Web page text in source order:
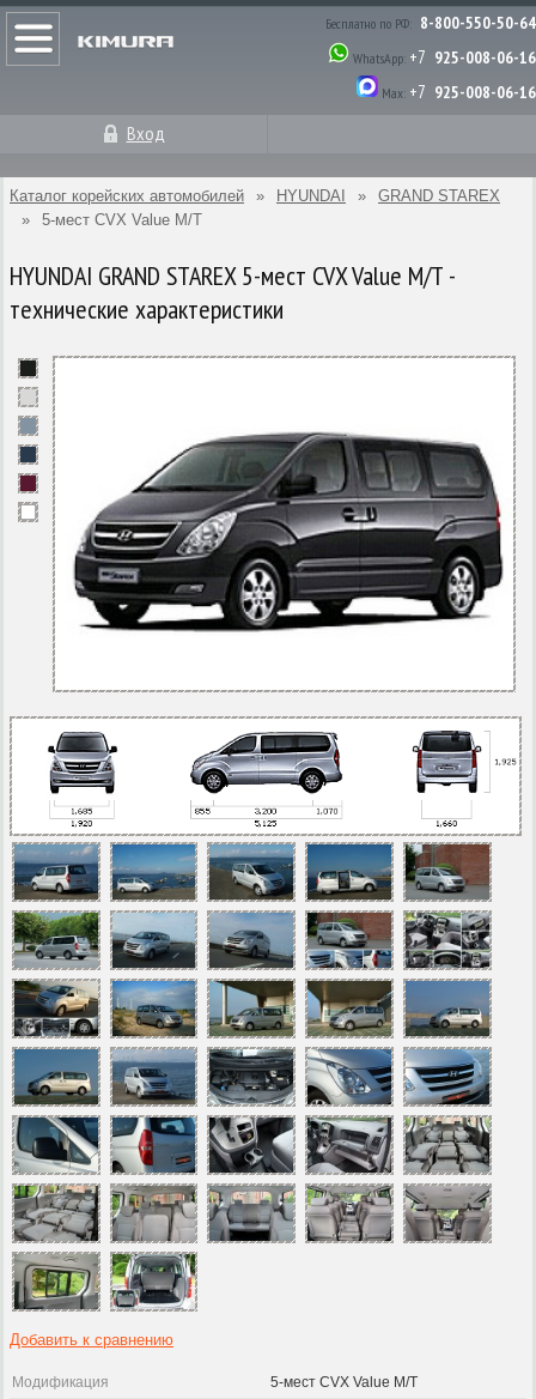
Бесплатно по РФ: 8-800-550-50-64
WhatsApp: +7 925-008-06-16
Max: +7 925-008-06-16
Вход
Каталог корейских автомобилей » HYUNDAI »
GRAND STAREX
»
5-мест CVX Value M/T
HYUNDAI GRAND STAREX 5-мест CVX Value M/T -
технические характеристики
Добавить к сравнению
Модификация
5-мест CVX Value M/T